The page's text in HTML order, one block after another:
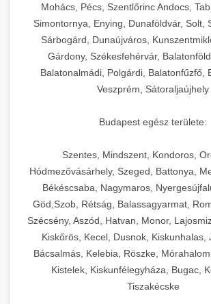
kereskedelmi tésztakeverő
állítható vastagság
chef-
professzionális élelmiszer
Kereskedelmi vákuumcsomagoló
élelmiszerek tartósításához.
szavatossági időt és tartsa meg
frissességét.
🎁 23. Vákuumfóliázó Gép
Ipari vákuumfóliázó gépek
Hatékony lezárási és tartósítási
chef-
kereskedelmi csomagoló
professzionális konyhák
kapacitású sütő- és
hőmérséklet-
chef-
kereskedelmi sütősütő
❄️ 25. Ipari Hűtőszekrény
Professzionális hűtőegységek és
kereskedelmi konyhák
Energiahatékony hűtési
kapacitással.
chef-iparikonyhagepek.hu
💧 26. Ipari Mosogatógép
Kereskedelmi
forgalmú éttermi műveletekhez.
ciklusok fertőtlenítési
🧀 27. Ipari Sajtreszelő
Mohács, Pécs, Szentlőrinc Andocs,
Simontornya, Enying, Dunaföldvár, Solt,
Sárbogárd, Dunaújváros,
Gárdony, Székesfehérvár,
Balatonalmádi, Polgárdi, Balatonfűzfő,
Veszprém, Sátoraljaújhely
Budapest egész területe:
Szentes, Mindszent, Kondoros,
Hódmezővásárhely, Szeged, Battonya,
Békéscsaba, Nagymaros,
Göd,Szob, Rétság, Balassagyarmat,
Szécsény, Aszód, Hatvan, Monor,
Kiskőrös, Kecel, Dusnok, Kiskunhalas,
Bácsalmás, Kelebia, Röszke,
Kistelek, Kiskunfélegyháza, Bugac,
Tiszakécske